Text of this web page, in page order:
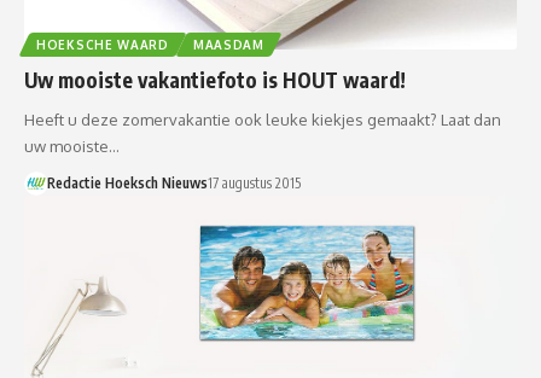
HOEKSCHE WAARD MAASDAM
Uw mooiste vakantiefoto is HOUT waard!
Heeft u deze zomervakantie ook leuke kiekjes gemaakt? Laat dan
uw mooiste…
Redactie Hoeksch Nieuws17 augustus 2015